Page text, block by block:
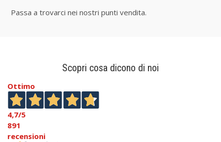
Passa a trovarci nei nostri punti vendita.
Scopri cosa dicono di noi
Ottimo
4,7/5
891
recensioni